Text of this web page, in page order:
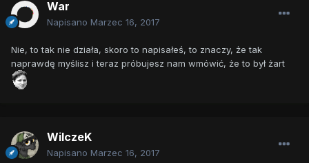
War
Napisano Marzec 16, 2017
Nie, to tak nie działa, skoro to napisałeś, to znaczy, że tak
naprawdę myślisz i teraz próbujesz nam wmówić, że to był żart
WilczeK
Napisano Marzec 16, 2017